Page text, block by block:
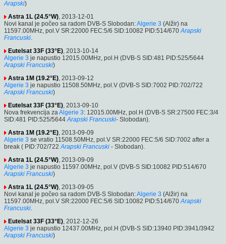
Arapski)
Astra 1L (24.5°W) , 2013-12-01
Novi kanal je počeo sa radom DVB-S Slobodan:Algerie 3 (Alžir) na
11597.00MHz, pol.V SR:22000 FEC:5/6 SID:10082 PID:514/670 Arapski
Francuski
Eutelsat 33F (33°E) , 2013-10-14
Algerie 3 je napustio 12015.00MHz, pol.H (DVB-S SID:481 PID:525/5644
Arapski Francuski)
Astra 1M (19.2°E) , 2013-09-12
Algerie 3 je napustio 11508.50MHz, pol.V (DVB-S SID:7002 PID:702/722
Arapski Francuski)
Eutelsat 33F (33°E) , 2013-09-10
Nova frekvencija za Algerie 3: 12015.00MHz, pol.H (DVB-S SR:27500 FEC:3/4
SID:481 PID:525/5644 Arapski Francuski- Slobodan).
Astra 1M (19.2°E) , 2013-09-09
Algerie 3 se vratio 11508.50MHz, pol.V SR:22000 FEC:5/6 SID:7002 after a
break ( PID:702/722 Arapski Francuski - Slobodan).
Astra 1L (24.5°W) , 2013-09-09
Algerie 3 je napustio 11597.00MHz, pol.V (DVB-S SID:10082 PID:514/670
Arapski Francuski)
Astra 1L (24.5°W) , 2013-09-05
Novi kanal je počeo sa radom DVB-S Slobodan:Algerie 3 (Alžir) na
11597.00MHz, pol.V SR:22000 FEC:5/6 SID:10082 PID:514/670 Arapski
Francuski
Eutelsat 33F (33°E) , 2012-12-26
Algerie 3 je napustio 12437.00MHz, pol.H (DVB-S SID:13940 PID:3941/3942
Arapski Francuski)